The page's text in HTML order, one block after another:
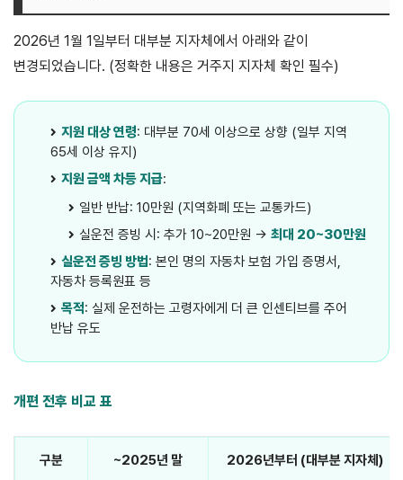
2026년 1월 1일부터 대부분 지자체에서 아래와 같이
변경되었습니다. (정확한 내용은 거주지 지자체 확인 필수)
지원 대상 연령: 대부분 70세 이상으로 상향 (일부 지역
65세 이상 유지)
지원 금액 차등 지급:
일반 반납: 10만원 (지역화폐 또는 교통카드)
실운전 증빙 시: 추가 10~20만원 → 최대 20~30만원
실운전 증빙 방법: 본인 명의 자동차 보험 가입 증명서,
자동차 등록원표 등
목적: 실제 운전하는 고령자에게 더 큰 인센티브를 주어
반납 유도
개편 전후 비교 표
구분 ~2025년 말 2026년부터 (대부분 지자체)